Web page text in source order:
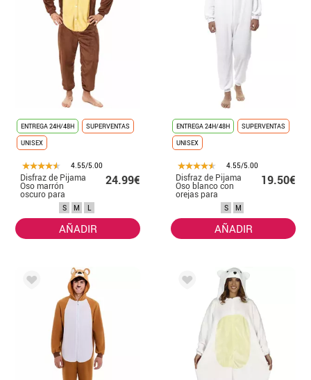
ENTREGA 24H/48H
SUPERVENTAS
UNISEX
4.55/5.00
Disfraz de Pijama
Oso marrón
oscuro para
adultos
24.99€
S M L
AÑADIR
ENTREGA 24H/48H
SUPERVENTAS
UNISEX
4.55/5.00
Disfraz de Pijama
Oso blanco con
orejas para
adultos
19.50€
S M
AÑADIR